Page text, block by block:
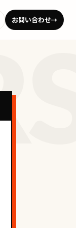
お問い合わせ→